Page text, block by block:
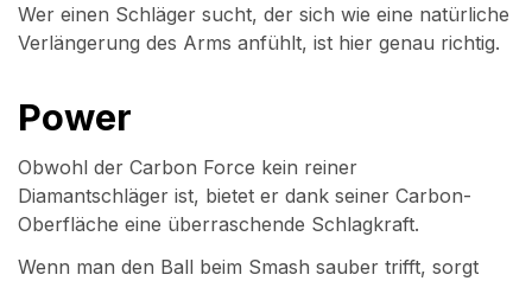
Wer einen Schläger sucht, der sich wie eine natürliche
Verlängerung des Arms anfühlt, ist hier genau richtig.
Power
Obwohl der Carbon Force kein reiner
Diamantschläger ist, bietet er dank seiner Carbon-
Oberfläche eine überraschende Schlagkraft.
Wenn man den Ball beim Smash sauber trifft, sorgt